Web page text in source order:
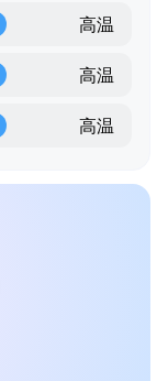
高温
高温
高温